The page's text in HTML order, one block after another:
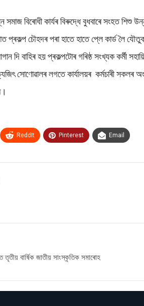
সমাজ বিৰোধী কাৰ্যৰ বিৰুদ্ধে বুধবাৰে
চৌহদৰ পৰা হাতে হাতে প্লে কাৰ্ড লৈ যৌতুক
বাহিৰ হয় প্ৰকল্পটোৰ গৰিষ্ঠ সংখ্যক কৰ্মী
সোণোৱালৰ লগতে কাৰ্যালয়ৰ কৰ্মচাৰী সকলৰ
ReddIt Pinterest Email
বাৰ্ষিক জাতীয় সাংস্কৃতিক সমাৰোহ